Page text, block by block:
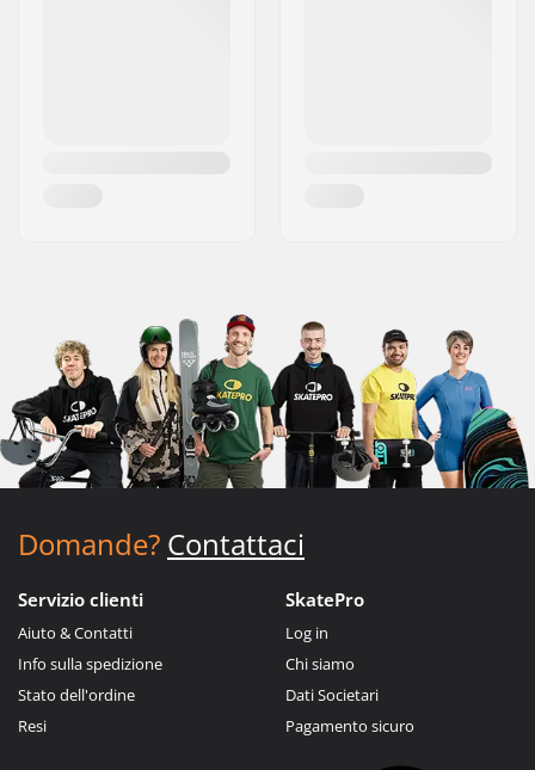
Domande? Contattaci
Servizio clienti
Aiuto & Contatti
Info sulla spedizione
Stato dell'ordine
Resi
SkatePro
Log in
Chi siamo
Dati Societari
Pagamento sicuro